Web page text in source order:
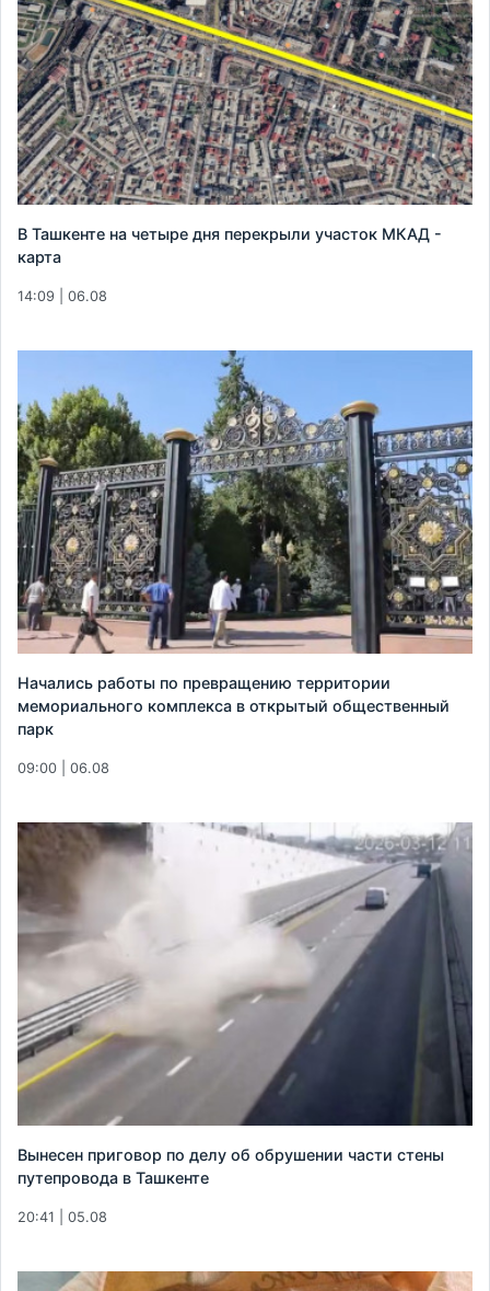
В Ташкенте на четыре дня перекрыли участок МКАД -
карта
14:09 | 06.08
Начались работы по превращению территории
мемориального комплекса в открытый общественный
парк
09:00 | 06.08
Вынесен приговор по делу об обрушении части стены
путепровода в Ташкенте
20:41 | 05.08